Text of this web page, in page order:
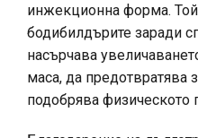
инжекционна форма.
бодибилдърите заради
насърчава
маса, да предотвратява
подобрява физическото